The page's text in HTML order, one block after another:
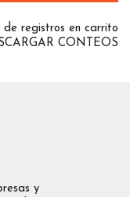
de registros en carrito
CONTEOS
y